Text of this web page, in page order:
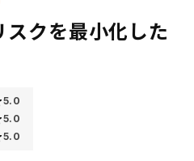
クを最小化した
5.0
5.0
5.0